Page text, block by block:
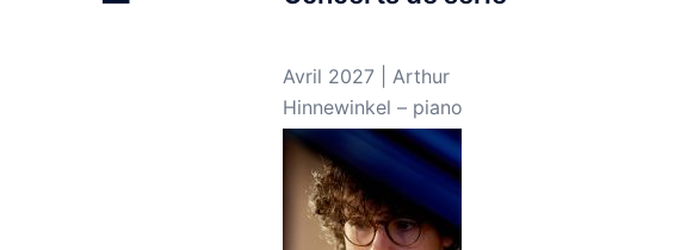
Avril 2027 | Arthur
Hinnewinkel – piano